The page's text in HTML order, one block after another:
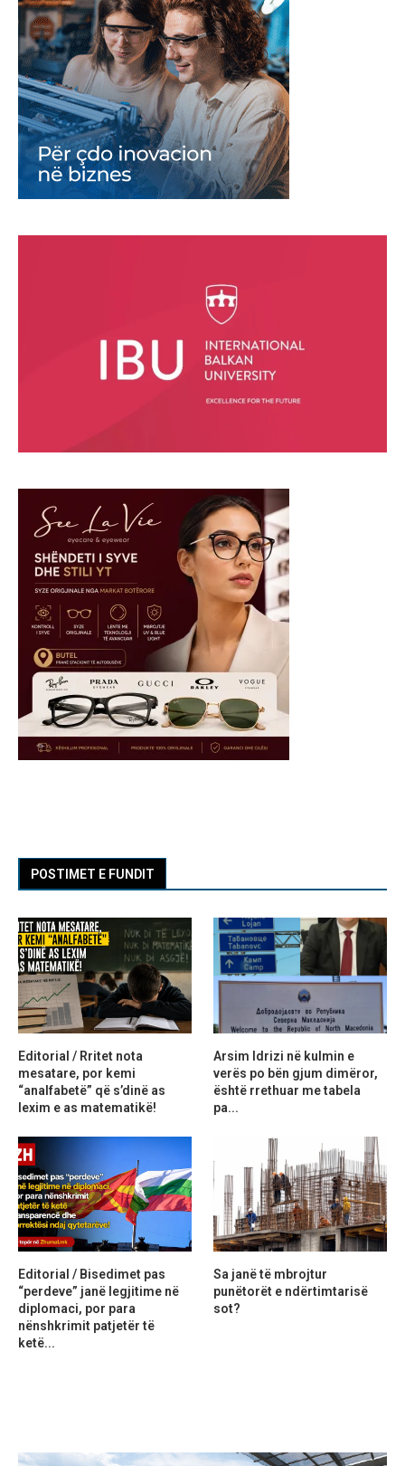
POSTIMET E FUNDIT
Editorial / Rritet nota
mesatare, por kemi
“analfabetë” që s’dinë as
lexim e as matematikë!
Arsim Idrizi në kulmin e
verës po bën gjum dimëror,
është rrethuar me tabela
pa...
Editorial / Bisedimet pas
“perdeve” janë legjitime në
diplomaci, por para
nënshkrimit patjetër të
ketë...
Sa janë të mbrojtur
punëtorët e ndërtimtarisë
sot?